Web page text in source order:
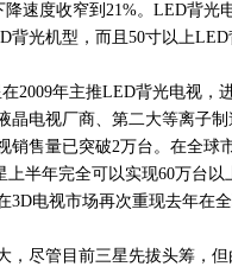
速度收窄到21%。LED背光
背光机型，而且50寸以上
年主推LED背光电视，进
晶电视厂商、第二大等离子制
销售量已突破2万台。在全球
半年完全可以实现60万台以
3D电视市场再次重现去年在
尽管目前三星先拔头筹，但